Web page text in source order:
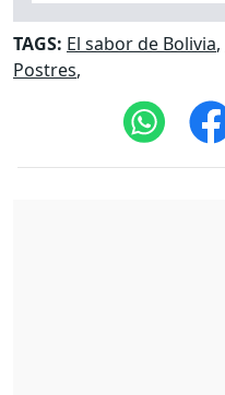
TAGS: El sabor de Bolivia,
Postres,